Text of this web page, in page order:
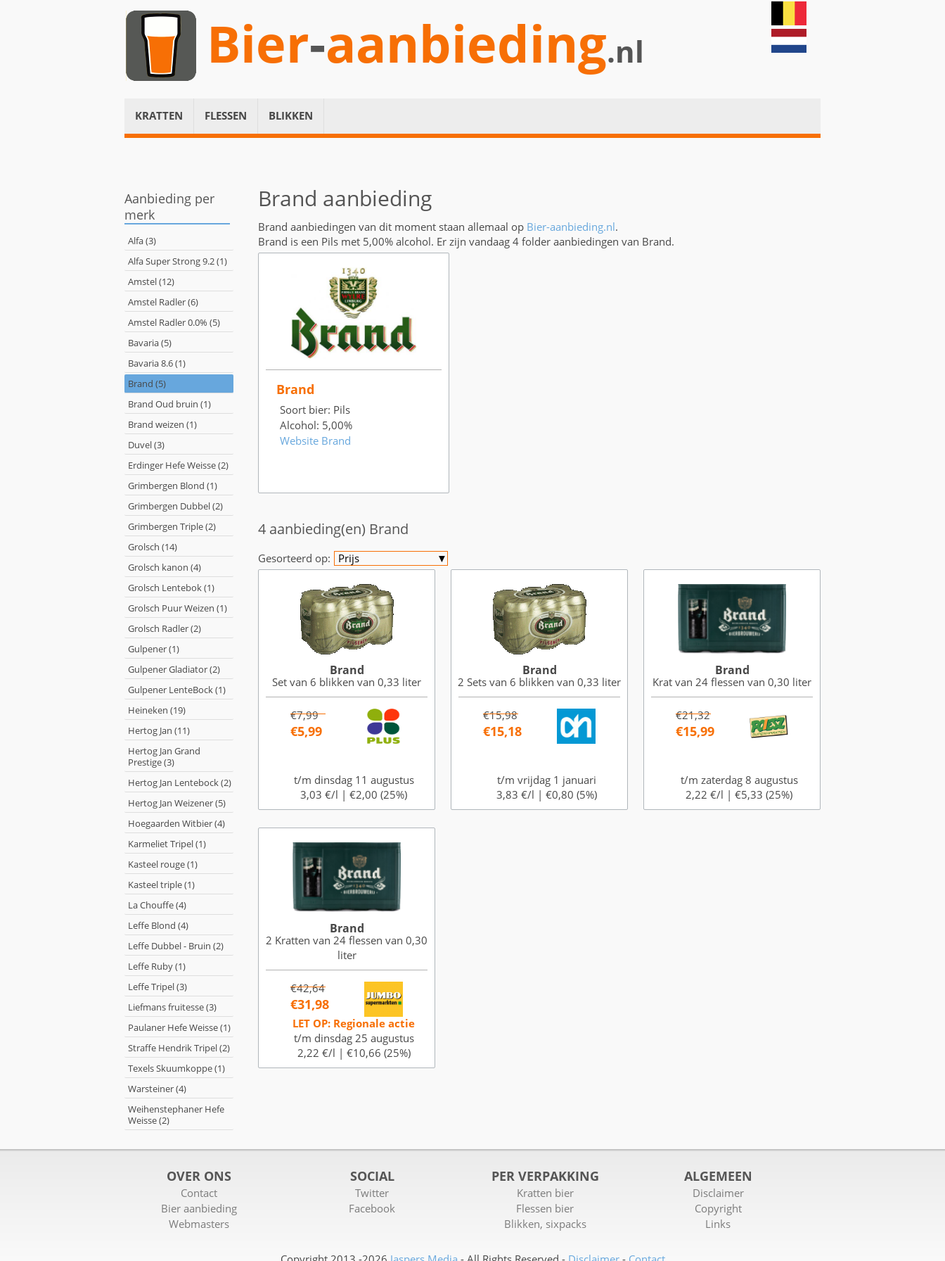
Bier-aanbieding.nl
KRATTEN FLESSEN BLIKKEN
Aanbieding per
merk
Alfa (3)
Alfa Super Strong 9.2 (1)
Amstel (12)
Amstel Radler (6)
Amstel Radler 0.0% (5)
Bavaria (5)
Bavaria 8.6 (1)
Brand (5)
Brand Oud bruin (1)
Brand weizen (1)
Duvel (3)
Erdinger Hefe Weisse (2)
Grimbergen Blond (1)
Grimbergen Dubbel (2)
Grimbergen Triple (2)
Grolsch (14)
Grolsch kanon (4)
Grolsch Lentebok (1)
Grolsch Puur Weizen (1)
Grolsch Radler (2)
Gulpener (1)
Gulpener Gladiator (2)
Gulpener LenteBock (1)
Heineken (19)
Hertog Jan (11)
Hertog Jan Grand
Prestige (3)
Hertog Jan Lentebock (2)
Hertog Jan Weizener (5)
Hoegaarden Witbier (4)
Karmeliet Tripel (1)
Kasteel rouge (1)
Kasteel triple (1)
La Chouffe (4)
Leffe Blond (4)
Leffe Dubbel - Bruin (2)
Leffe Ruby (1)
Leffe Tripel (3)
Liefmans fruitesse (3)
Paulaner Hefe Weisse (1)
Straffe Hendrik Tripel (2)
Texels Skuumkoppe (1)
Warsteiner (4)
Weihenstephaner Hefe
Weisse (2)
Brand aanbieding
Brand aanbiedingen van dit moment staan allemaal op Bier-aanbieding.nl.
Brand is een Pils met 5,00% alcohol. Er zijn vandaag 4 folder aanbiedingen van Brand.
Brand
Soort bier: Pils
Alcohol: 5,00%
Website Brand
4 aanbieding(en) Brand
Gesorteerd op: Prijs ▼
Brand
Set van 6 blikken van 0,33 liter
€7,99
€5,99
t/m dinsdag 11 augustus
3,03 €/l | €2,00 (25%)
Brand
2 Sets van 6 blikken van 0,33 liter
€15,98
€15,18
t/m vrijdag 1 januari
3,83 €/l | €0,80 (5%)
Brand
Krat van 24 flessen van 0,30 liter
€21,32
€15,99
t/m zaterdag 8 augustus
2,22 €/l | €5,33 (25%)
Brand
2 Kratten van 24 flessen van 0,30
liter
€42,64
€31,98
LET OP: Regionale actie
t/m dinsdag 25 augustus
2,22 €/l | €10,66 (25%)
OVER ONS
Contact
Bier aanbieding
Webmasters
SOCIAL
Twitter
Facebook
PER VERPAKKING
Kratten bier
Flessen bier
Blikken, sixpacks
ALGEMEEN
Disclaimer
Copyright
Links